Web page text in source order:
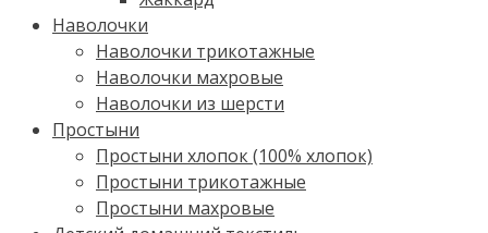
Наволочки
Наволочки трикотажные
Наволочки махровые
Наволочки из шерсти
Простыни
Простыни хлопок (100% хлопок)
Простыни трикотажные
Простыни махровые